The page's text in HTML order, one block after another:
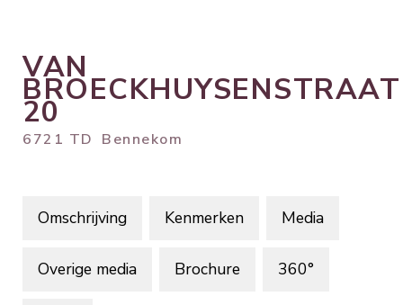
VAN
BROECKHUYSENSTRAAT
20
6721 TD Bennekom
Omschrijving Kenmerken Media
Overige media Brochure 360°